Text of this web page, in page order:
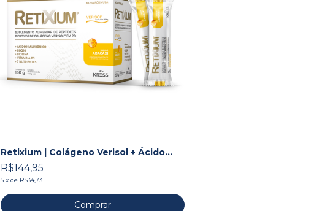
Retixium | Colágeno Verisol + Ácido
Hialurônico + Associações
R$144,95
5 x de R$34,73
Comprar